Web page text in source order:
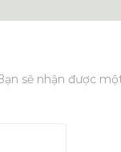
sẽ nhận được